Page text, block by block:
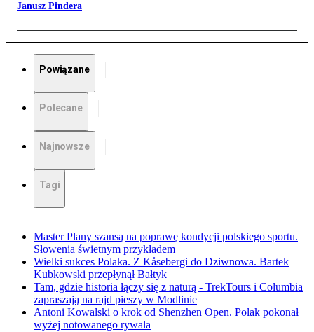
Janusz Pindera
Powiązane
Polecane
Najnowsze
Tagi
Master Plany szansą na poprawę kondycji polskiego sportu.
Słowenia świetnym przykładem
Wielki sukces Polaka. Z Kåsebergi do Dziwnowa. Bartek
Kubkowski przepłynął Bałtyk
Tam, gdzie historia łączy się z naturą - TrekTours i Columbia
zapraszają na rajd pieszy w Modlinie
Antoni Kowalski o krok od Shenzhen Open. Polak pokonał
wyżej notowanego rywala